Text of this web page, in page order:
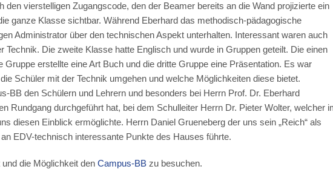
vierstelligen Zugangscode, den der Beamer bereits an die Wand projizierte ein
ganze Klasse sichtbar. Während Eberhard das methodisch-pädagogische
Administrator über den technischen Aspekt unterhalten. Interessant waren auch
Technik. Die zweite Klasse hatte Englisch und wurde in Gruppen geteilt. Die einen
erstellte eine Art Buch und die dritte Gruppe eine Präsentation. Es war
Schüler mit der Technik umgehen und welche Möglichkeiten diese bietet.
BB den Schülern und Lehrern und besonders bei Herrn Prof. Dr. Eberhard
Rundgang durchgeführt hat, bei dem Schulleiter Herrn Dr. Pieter Wolter, welcher
diesen Einblick ermöglichte. Herrn Daniel Grueneberg der uns sein „Reich“ als
EDV-technisch interessante Punkte des Hauses führte.
die Möglichkeit den Campus-BB zu besuchen.